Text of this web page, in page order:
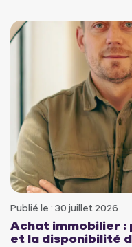
Publié le : 30 juillet 2026
Achat immobilier
et la disponibilité